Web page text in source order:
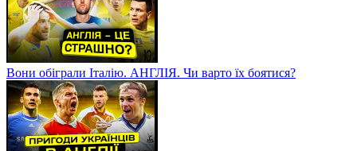
Вони обіграли Італію. АНГЛІЯ. Чи варто їх боятися?